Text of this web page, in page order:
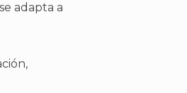
adapta a